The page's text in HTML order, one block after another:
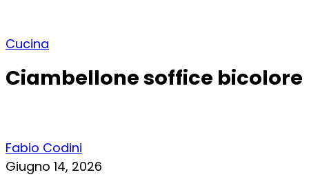
Cucina
Ciambellone soffice bicolore
Fabio Codini
Giugno 14, 2026